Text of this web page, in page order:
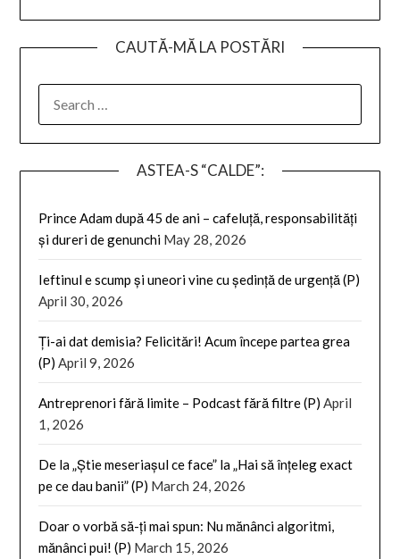
CAUTĂ-MĂ LA POSTĂRI
FOR:
ASTEA-S “CALDE”:
Prince Adam după 45 de ani – cafeluță, responsabilități
și dureri de genunchi May 28, 2026
Ieftinul e scump și uneori vine cu ședință de urgență (P)
April 30, 2026
Ți-ai dat demisia? Felicitări! Acum începe partea grea
(P) April 9, 2026
Antreprenori fără limite – Podcast fără filtre (P) April
1, 2026
De la „Știe meseriașul ce face” la „Hai să înțeleg exact
pe ce dau banii” (P) March 24, 2026
Doar o vorbă să-ți mai spun: Nu mănânci algoritmi,
mănânci pui! (P) March 15, 2026